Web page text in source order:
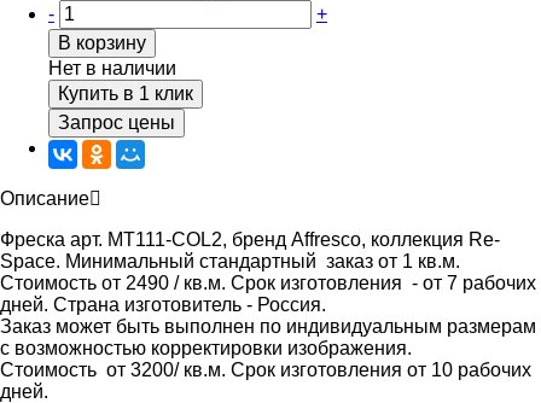
-
+
В корзину
Нет в наличии
Купить в 1 клик
Запрос цены
Описание
Фреска арт. MT111-COL2, бренд Affresco, коллекция Re-
Space. Минимальный стандартный заказ от 1 кв.м.
Стоимость от 2490 / кв.м. Срок изготовления - от 7 рабочих
дней. Страна изготовитель - Россия.
Заказ может быть выполнен по индивидуальным размерам
с возможностью корректировки изображения.
Стоимость от 3200/ кв.м. Срок изготовления от 10 рабочих
дней.